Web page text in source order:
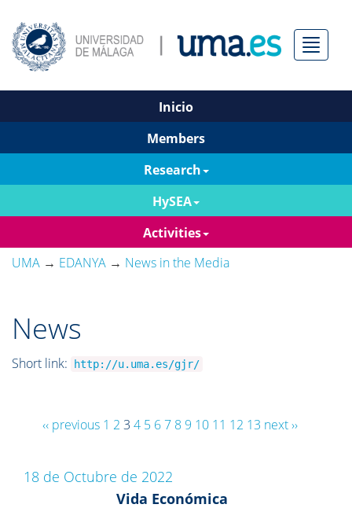
Menú
Inicio
Members
Research
HySEA
Activities
UMA → EDANYA → News in the Media
News
Short link: http://u.uma.es/gjr/
‹‹ previous 1 2 3 4 5 6 7 8 9 10 11 12 13 next ››
18 de Octubre de 2022
Vida Económica